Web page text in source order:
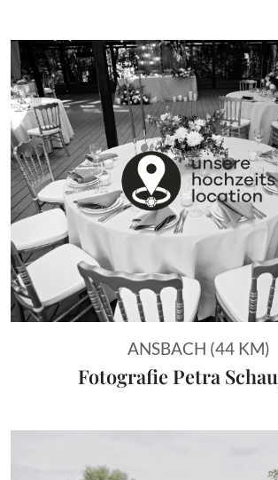
ANSBACH (44 KM)
Fotografie Petra